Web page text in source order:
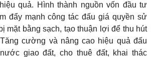
quả. Hình thành nguồn vốn đầu tư
đẩy mạnh công tác đấu giá quyền sử
mặt bằng sạch, tạo thuận lợi để thu hút
cường và nâng cao hiệu quả đấu
giao đất, cho thuê đất, khai thác